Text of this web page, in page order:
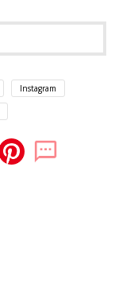
Instagram